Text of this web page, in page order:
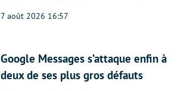
7 août 2026 16:57
Google Messages s’attaque enfin à
deux de ses plus gros défauts